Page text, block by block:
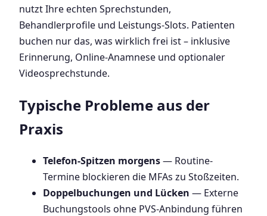
nutzt Ihre echten Sprechstunden,
Behandlerprofile und Leistungs-Slots. Patienten
buchen nur das, was wirklich frei ist – inklusive
Erinnerung, Online-Anamnese und optionaler
Videosprechstunde.
Typische Probleme aus der
Praxis
Telefon-Spitzen morgens— Routine-
Termine blockieren die MFAs zu Stoßzeiten.
Doppelbuchungen und Lücken — Externe
Buchungstools ohne PVS-Anbindung führen